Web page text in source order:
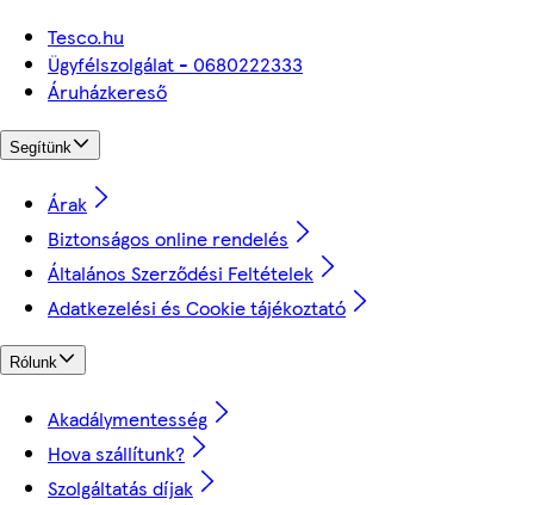
Tesco.hu
Ügyfélszolgálat - 0680222333
Áruházkereső
Segítünk
Árak
Biztonságos online rendelés
Általános Szerződési Feltételek
Adatkezelési és Cookie tájékoztató
Rólunk
Akadálymentesség
Hova szállítunk?
Szolgáltatás díjak